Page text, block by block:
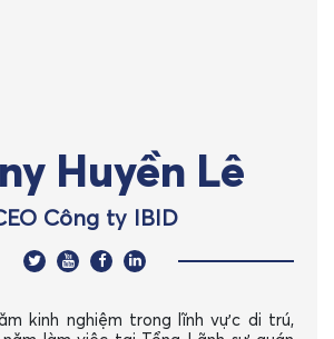
Huyền Lê
Công ty IBID
kinh nghiệm trong lĩnh vực di trú,